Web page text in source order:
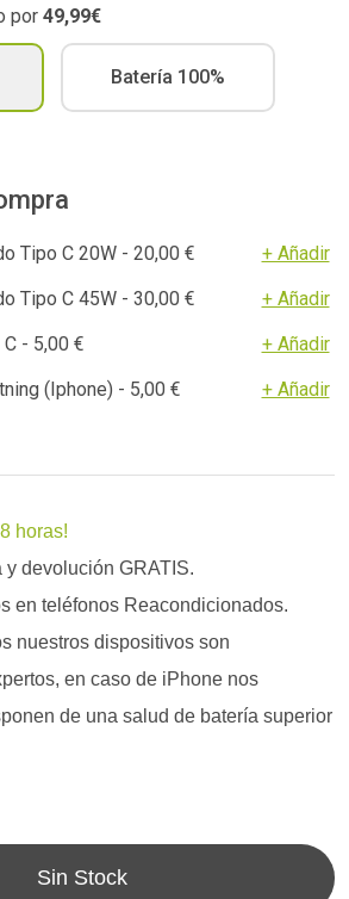
por 49,99€
Batería 100%
Tipo C 20W - 20,00 €
+ Añadir
Tipo C 45W - 30,00 €
+ Añadir
- 5,00 €
+ Añadir
(Iphone) - 5,00 €
+ Añadir
horas!
y devolución GRATIS.
en teléfonos Reacondicionados.
nuestros dispositivos son
en caso de iPhone nos
de una salud de batería superior
Sin Stock